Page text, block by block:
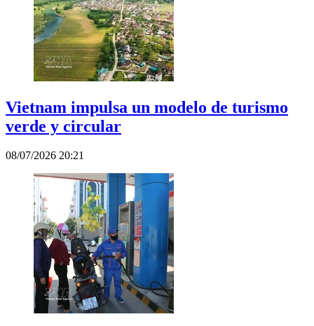
Vietnam impulsa un modelo de turismo
verde y circular
08/07/2026 20:21